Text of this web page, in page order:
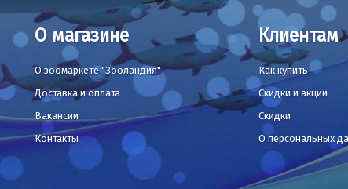
О магазине
О зоомаркете "Зооландия"
Доставка и оплата
Вакансии
Контакты
Клиентам
Как купить
Скидки и акции
Скидки
О персональных